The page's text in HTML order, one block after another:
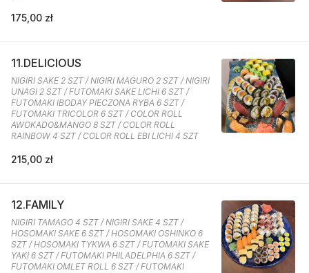
175,00 zł
11.DELICIOUS
NIGIRI SAKE 2 SZT / NIGIRI MAGURO 2 SZT / NIGIRI
UNAGI 2 SZT / FUTOMAKI SAKE LICHI 6 SZT /
FUTOMAKI IBODAY PIECZONA RYBA 6 SZT /
FUTOMAKI TRICOLOR 6 SZT / COLOR ROLL
AWOKADO&MANGO 8 SZT / COLOR ROLL
RAINBOW 4 SZT / COLOR ROLL EBI LICHI 4 SZT
215,00 zł
12.FAMILY
NIGIRI TAMAGO 4 SZT / NIGIRI SAKE 4 SZT /
HOSOMAKI SAKE 6 SZT / HOSOMAKI OSHINKO 6
SZT / HOSOMAKI TYKWA 6 SZT / FUTOMAKI SAKE
YAKI 6 SZT / FUTOMAKI PHILADELPHIA 6 SZT /
FUTOMAKI OMLET ROLL 6 SZT / FUTOMAKI